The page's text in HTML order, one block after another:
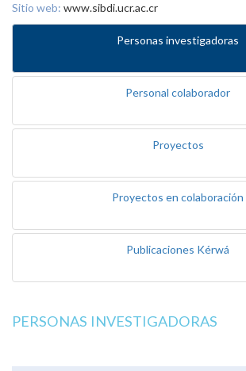
Sitio web: www.sibdi.ucr.ac.cr
Personas investigadoras
Personal colaborador
Proyectos
Proyectos en colaboración
Publicaciones Kérwá
PERSONAS INVESTIGADORAS